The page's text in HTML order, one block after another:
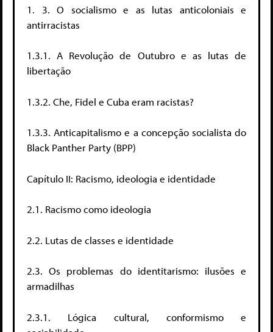
1. 3. O socialismo e as lutas anticoloniais e
antirracistas
1.3.1. A Revolução de Outubro e as lutas de
libertação
1.3.2. Che, Fidel e Cuba eram racistas?
1.3.3. Anticapitalismo e a concepção socialista do
Black Panther Party (BPP)
Capítulo II: Racismo, ideologia e identidade
2.1. Racismo como ideologia
2.2. Lutas de classes e identidade
2.3. Os problemas do identitarismo: ilusões e
armadilhas
2.3.1. Lógica cultural, conformismo e